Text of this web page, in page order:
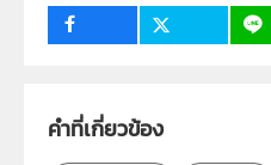
ระดับชั้น
คำที่เกี่ยวข้อง